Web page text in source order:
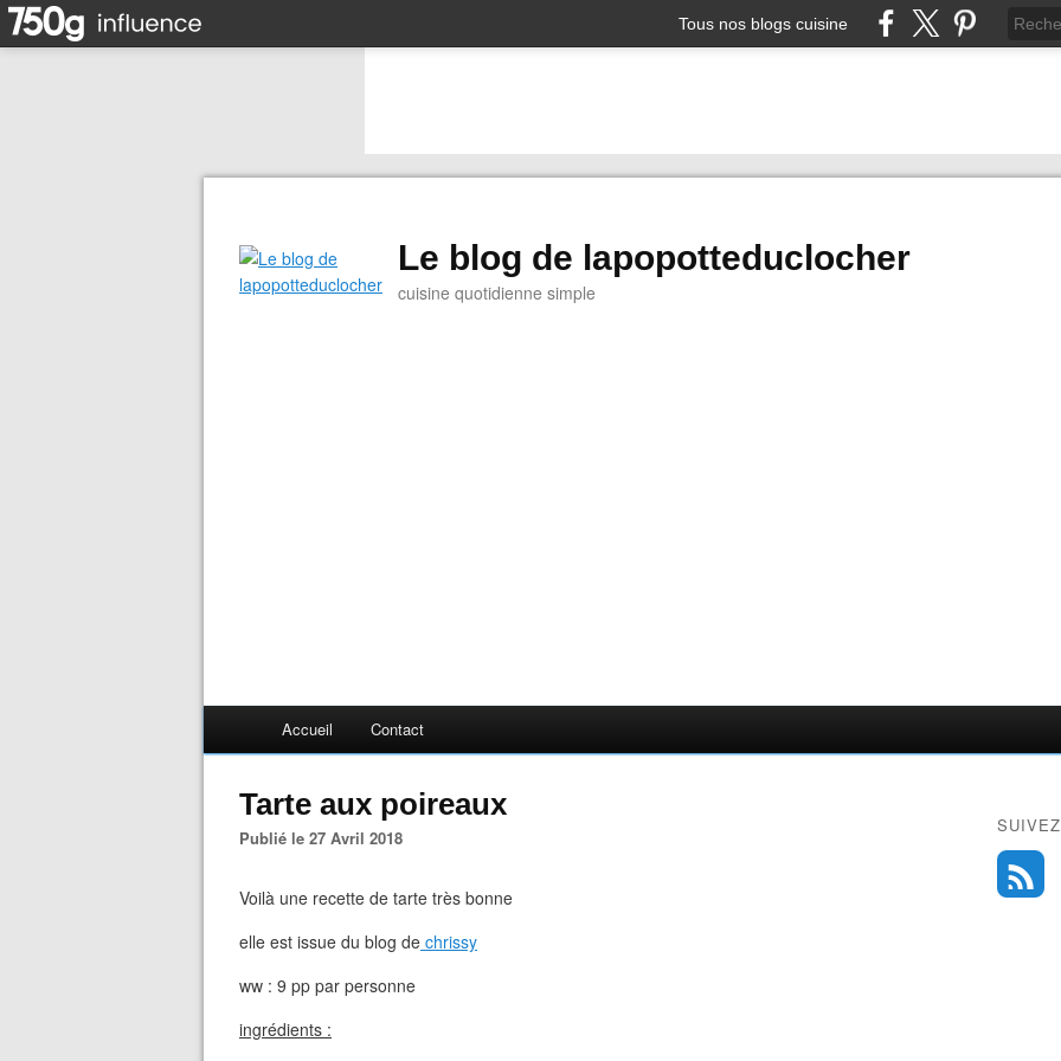
Tous nos blogs cuisine
Le blog de lapopotteduclocher
cuisine quotidienne simple
Accueil Contact
Tarte aux poireaux
Publié le 27 Avril 2018
Voilà une recette de tarte très bonne
elle est issue du blog de chrissy
ww : 9 pp par personne
ingrédients :